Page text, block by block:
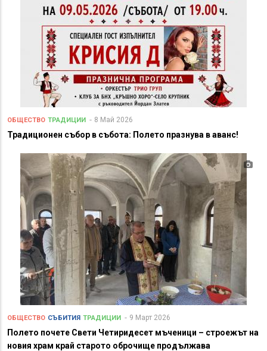
ОБЩЕСТВО ТРАДИЦИИ 8 Май 2026
Традиционен събор в събота: Полето празнува в аванс!
ОБЩЕСТВО СЪБИТИЯ ТРАДИЦИИ 9 Март 2026
Полето почете Свети Четиридесет мъченици – строежът на
новия храм край старото оброчище продължава